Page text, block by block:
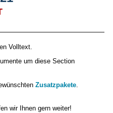
Volltext.
um diese Section
Zusatzpakete
wir Ihnen gern weiter!